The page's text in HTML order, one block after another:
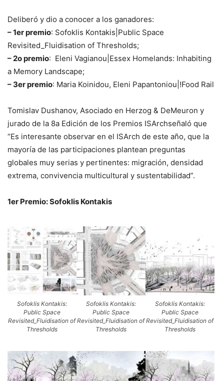
Deliberó y dio a conocer a los ganadores:
– 1er premio: Sofoklis Kontakis|Public Space
Revisited_Fluidisation of Thresholds;
– 2o premio: Eleni Vagianou|Essex Homelands: Inhabiting
a Memory Landscape;
– 3er premio: Maria Koinidou, Eleni Papantoniou|!Food Rail
Tomislav Dushanov, Asociado en Herzog & DeMeuron y
jurado de la 8a Edición de los Premios ISArchseñaló que
“Es interesante observar en el ISArch de este año, que la
mayoría de las participaciones plantean preguntas
globales muy serias y pertinentes: migración, densidad
extrema, convivencia multicultural y sustentabilidad”.
1er Premio: Sofoklis Kontakis
Sofoklis Kontakis:
Public Space
Revisited_Fluidisation of
Thresholds
Sofoklis Kontakis:
Public Space
Revisited_Fluidisation of
Thresholds
Sofoklis Kontakis:
Public Space
Revisited_Fluidisation of
Thresholds